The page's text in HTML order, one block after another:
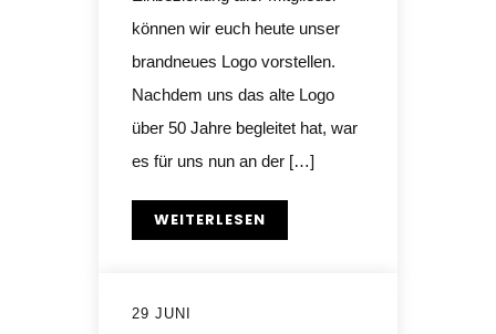
können wir euch heute unser
brandneues Logo vorstellen.
Nachdem uns das alte Logo
über 50 Jahre begleitet hat, war
es für uns nun an der […]
WEITERLESEN
29 JUNI